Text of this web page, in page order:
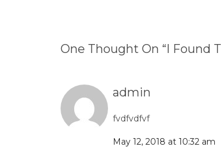
One Thought On “I Found
admin
fvdfvdfvf
May 12, 2018 at 10:32 am